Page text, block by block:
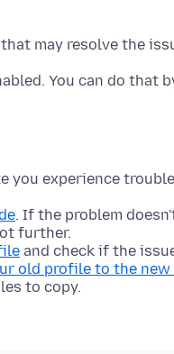
You can do that
you experience
. If the problem
further.
and check if the
old profile to the new
to copy.